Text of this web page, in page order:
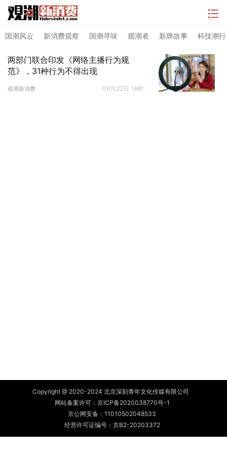
国潮风云 新消费观察 国潮寻味 观潮者 新牌故事 科技潮行
两部门联合印发《网络主播行为规
范》，31种行为不得出现
观潮新消费 06月22日 16时
Copyright @ 2020-2024 北京深刻青年文化传媒有限公司
网站备案许可： 京ICP备2020038770号-1
京公网安备： 11010502048533
经营许可证编号：京B2-20203372